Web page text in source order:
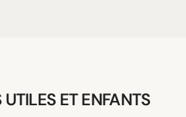
ET ENFANTS